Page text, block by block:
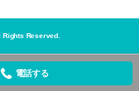
Rights Reserved.
電話する